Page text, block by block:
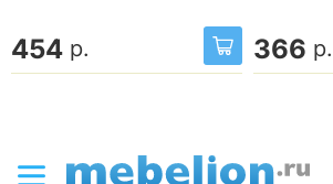
454 р. 366 р.